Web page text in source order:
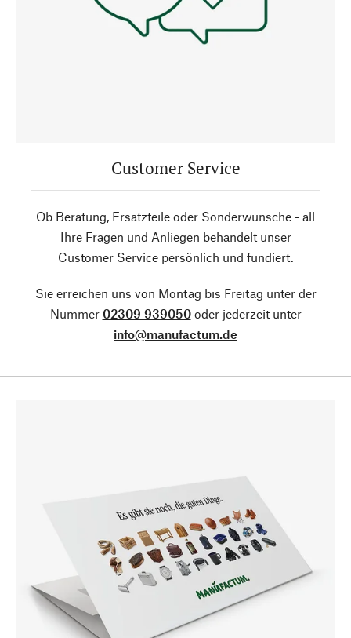
Customer Service
Ob Beratung, Ersatzteile oder Sonderwünsche - all
Ihre Fragen und Anliegen behandelt unser
Customer Service persönlich und fundiert.
Sie erreichen uns von Montag bis Freitag unter der
Nummer 02309 939050oder jederzeit unter
info@manufactum.de